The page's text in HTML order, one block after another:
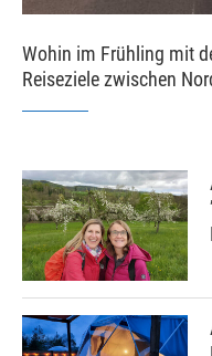
Wohin im Frühling mit
Reiseziele zwischen